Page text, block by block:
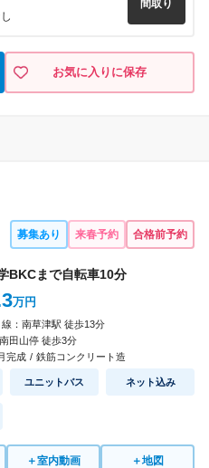
間取り
お気に入りに保存
募集あり 来春予約 合格前予約
BKCまで自転車10分
万円
： 南草津駅 徒歩13分
南田山停徒歩3分
完成 / 鉄筋コンクリート造
ユニットバス ネット込み
＋室内動画 ＋地図